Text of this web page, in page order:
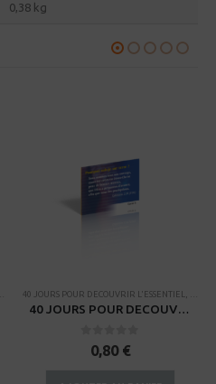
0,38 kg
CAMPAGNES40 JOURS POUR DECOUVRIR L'ESSENTIEL
40 JOURS POUR DECOUVRIR L’ESSENTIEL – Set de versets à mémoriser
sur 5
0,80 €